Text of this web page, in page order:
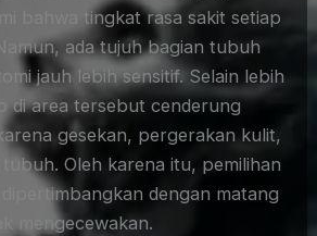
bahwa tingkat rasa sakit setiap
ada tujuh bagian tubuh
jauh lebih sensitif. Selain lebih
di area tersebut cenderung
gesekan, pergerakan kulit,
tubuh. Oleh karena itu, pemilihan
dengan matang
mengecewakan.